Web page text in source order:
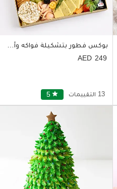
بوكس فطور بتشكيلة فواكه وأطعمة لذيذة
249
5 star 13 التقييمات